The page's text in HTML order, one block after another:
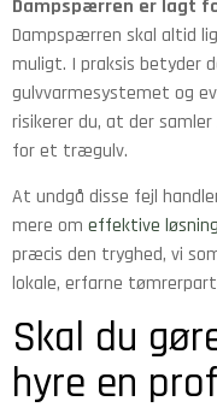
Dampspærren er lagt
Dampspærren skal altid
muligt. I praksis betyder
gulvvarmesystemet og
risikerer du, at der
for et trægulv.
At undgå disse fejl
mere om effektive
præcis den tryghed, vi
lokale, erfarne
Skal du
hyre en